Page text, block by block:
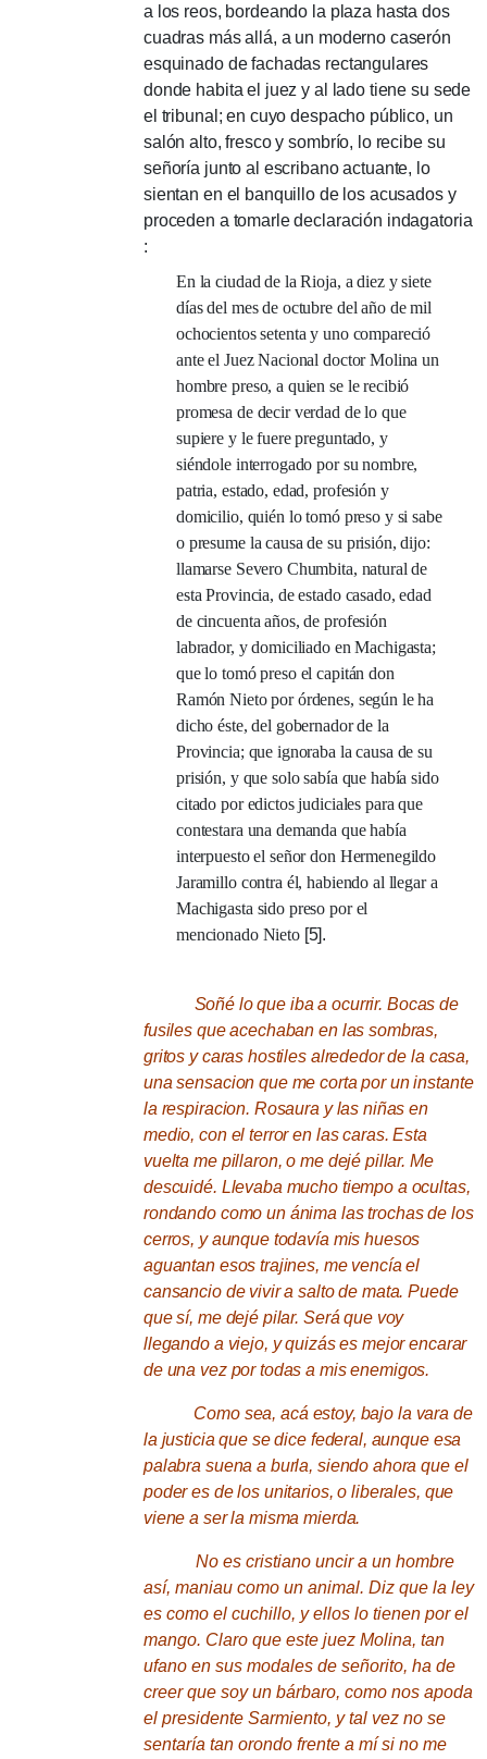
a los reos, bordeando la plaza hasta dos
cuadras más allá, a un moderno caserón
esquinado de fachadas rectangulares
donde habita el juez y al lado tiene su sede
el tribunal;en cuyo despacho público, un
salón alto, fresco y sombrío, lo recibe su
señoría junto al escribano actuante, lo
sientan en el banquillo de los acusados ​​y
proceden a tomarle declaración indagatoria
:
En la ciudad de la Rioja, a diez y siete
días del mes de octubre del año de mil
ochocientos setenta y uno compareció
ante el Juez Nacional doctor Molina un
hombre preso, a quien se le recibió
promesa de decir verdad de lo que
supiere y le fuere preguntado, y
siéndole interrogado por su nombre,
patria, estado, edad, profesión y
domicilio, quién lo tomó preso y si sabe
o presume la causa de su prisión, dijo:
llamarse Severo Chumbita, natural de
esta Provincia, de estado casado, edad
de cincuenta años, de profesión
labrador, y domiciliado en Machigasta;
que lo tomó preso el capitán don
Ramón Nieto por órdenes, según le ha
dicho éste, del gobernador de la
Provincia; que ignoraba la causa de su
prisión, y que solo sabía que había sido
citado por edictos judiciales para que
contestara una demanda que había
interpuesto el señor don Hermenegildo
Jaramillo contra él, habiendo al llegar a
Machigasta sido preso por el
mencionado Nieto [5].
Soñé lo que iba a ocurrir. Bocas de
fusiles que acechaban en las sombras,
gritos y caras hostiles alrededor de la casa,
una sensacion que me corta por un instante
la respiracion. Rosaura y las niñas en
medio, con el terror en las caras.Esta
vuelta me pillaron, o me dejé pillar. Me
descuidé. Llevaba mucho tiempo a ocultas,
rondando como un ánima las trochas de los
cerros, y aunque todavía mis huesos
aguantan esos trajines, me vencía el
cansancio de vivir a salto de mata.Puede
que sí, me dejé pilar. Será que voy
llegando a viejo, y quizás es mejor encarar
de una vez por todas a mis enemigos.
Como sea, acá estoy, bajo la vara de
la justicia que se dice federal, aunque esa
palabra suena a burla, siendo ahora que el
poder es de los unitarios, o liberales, que
viene a ser la misma mierda.
No es cristiano uncir a un hombre
así, maniau como un animal. Diz que la ley
es como el cuchillo, y ellos lo tienen por el
mango. Claro que este juez Molina, tan
ufano en sus modales de señorito, ha de
creer que soy un bárbaro, como nos apoda
el presidente Sarmiento, y tal vez no se
sentaría tan orondo frente a mí si no me